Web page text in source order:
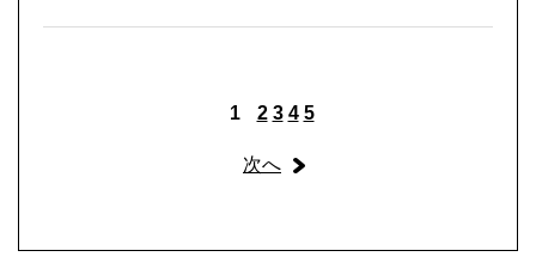
1 2 3 4 5
次へ